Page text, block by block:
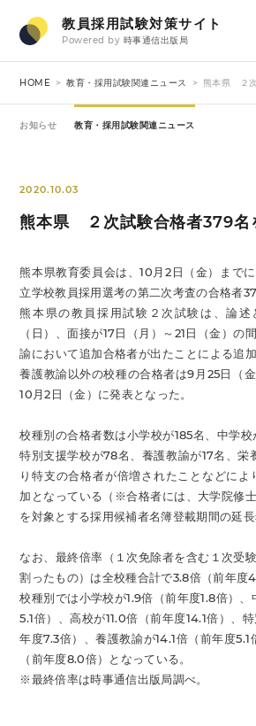
教員採用試験対策サイト
Powered by 時事通信出版局
HOME 教育・採用試験関連ニュース 熊本県 ２
お知らせ 教育・採用試験関連ニュース
2020.10.03
熊本県 ２次試験合格者379名
熊本県教育委員会は、10月2日（金）まで
立学校教員採用選考の第二次考査の合格者
熊本県の教員採用試験２次試験は、論述
（日）、面接が17日（月）～21日（金）の
諭において追加合格者が出たことによる追
養護教諭以外の校種の合格者は9月25日（
10月2日（金）に発表となった。
校種別の合格者数は小学校が185名、中学校
特別支援学校が78名、養護教諭が17名、栄
り特支の合格者が倍増されたことなどに
加となっている（※合格者には、大学院修
を対象とする採用候補者名簿登載期間の延長
なお、最終倍率（１次免除者を含む１次受
割ったもの）は全校種合計で3.8倍（前年度
校種別では小学校が1.9倍（前年度1.8倍）
5.1倍）、高校が11.0倍（前年度14.1倍）、
年度7.3倍）、養護教諭が14.1倍（前年度
（前年度8.0倍）となっている。
※最終倍率は時事通信出版局調べ。